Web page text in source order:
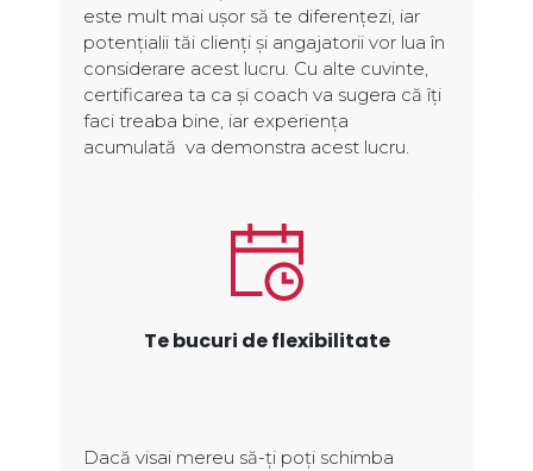
este mult mai ușor să te diferențezi, iar
potențialii tăi clienți și angajatorii vor lua în
considerare acest lucru. Cu alte cuvinte,
certificarea ta ca și coach va sugera că îți
faci treaba bine, iar experiența
acumulată va demonstra acest lucru.
Te bucuri de flexibilitate
Dacă visai mereu să-ți poți schimba